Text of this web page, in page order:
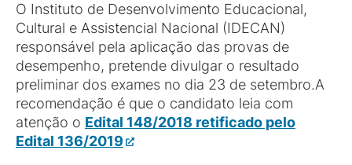
O Instituto de Desenvolvimento Educacional,
Cultural e Assistencial Nacional (IDECAN)
responsável pela aplicação das provas de
desempenho, pretende divulgar o resultado
preliminar dos exames no dia 23 de setembro.A
recomendação é que o candidato leia com
atenção o Edital 148/2018 retificado pelo
Edital 136/2019